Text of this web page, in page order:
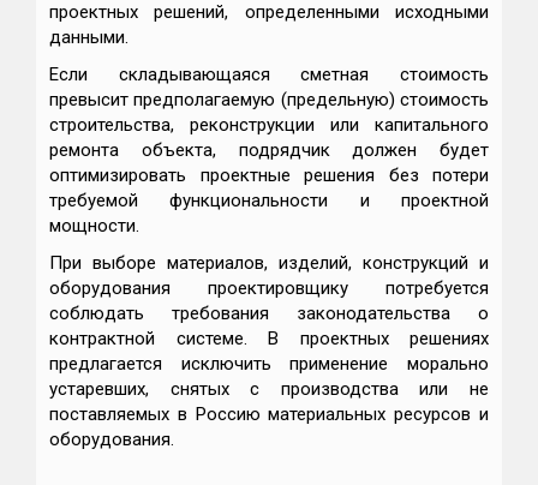
проектных решений, определенными исходными
данными.
Если складывающаяся сметная стоимость
превысит предполагаемую (предельную) стоимость
строительства, реконструкции или капитального
ремонта объекта, подрядчик должен будет
оптимизировать проектные решения без потери
требуемой функциональности и проектной
мощности.
При выборе материалов, изделий, конструкций и
оборудования проектировщику потребуется
соблюдать требования законодательства о
контрактной системе. В проектных решениях
предлагается исключить применение морально
устаревших, снятых с производства или не
поставляемых в Россию материальных ресурсов и
оборудования.